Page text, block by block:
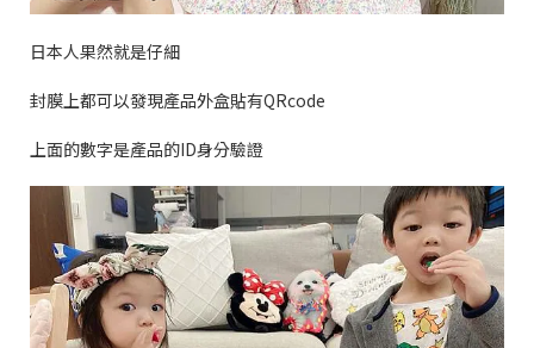
日本人果然就是仔細
封膜上都可以發現產品外盒貼有QRcode
上面的數字是產品的ID身分驗證